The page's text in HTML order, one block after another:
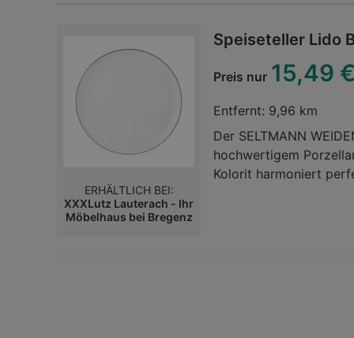
Speiseteller Lido
Preis nur 15,49 €
Entfernt: 9,96 km
Der SELTMANN
hochwertigem
Kolorit harmoniert
ERHÄLTLICH BEI:
XXXLutz Lauterach - Ihr
Möbelhaus bei Bregenz